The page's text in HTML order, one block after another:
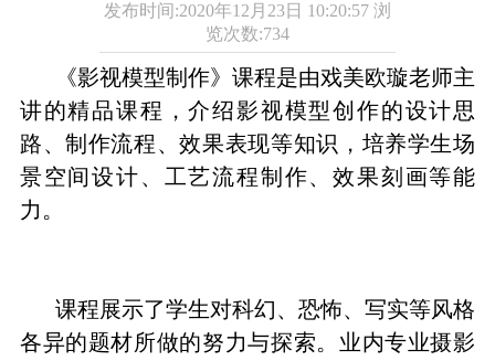
发布时间:2020年12月23日 10:20:57 浏
览次数:734
《影视模型制作》课程是由戏美欧璇老师主
讲的精品课程，介绍影视模型创作的设计思
路、制作流程、效果表现等知识，培养学生场
景空间设计、工艺流程制作、效果刻画等能
力。
课程展示了学生对科幻、恐怖、写实等风格
各异的题材所做的努力与探索。业内专业摄影